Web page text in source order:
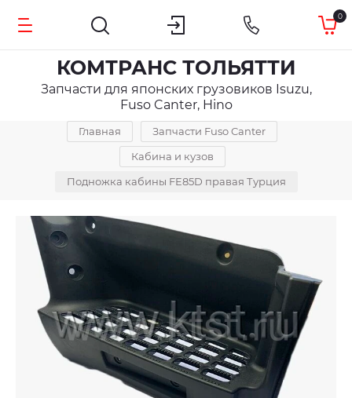
0
КОМТРАНС ТОЛЬЯТТИ
Запчасти для японских грузовиков Isuzu,
Fuso Canter, Hino
Главная
Запчасти Fuso Canter
Кабина и кузов
Подножка кабины FE85D правая Турция